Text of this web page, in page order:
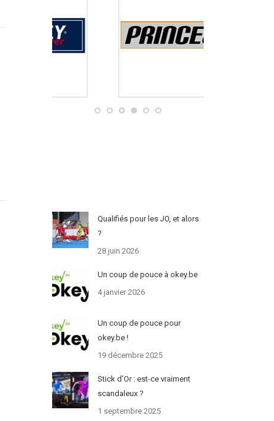
Qualifiés pour les JO, et alors
?
28 juin 2026
Un coup de pouce à okey.be
4 janvier 2026
Un coup de pouce pour
okey.be !
19 décembre 2025
Stick d’Or : est-ce vraiment
scandaleux ?
1 septembre 2025